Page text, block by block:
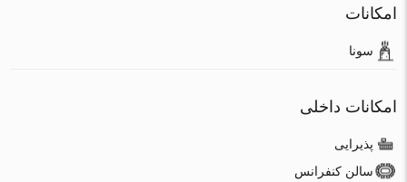
امکانات
سونا
امکانات داخلی
پذیرایی
سالن کنفرانس